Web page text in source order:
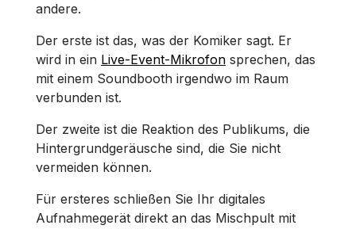
andere.
Der erste ist das, was der Komiker sagt. Er
wird in ein Live-Event-Mikrofon sprechen, das
mit einem Soundbooth irgendwo im Raum
verbunden ist.
Der zweite ist die Reaktion des Publikums, die
Hintergrundgeräusche sind, die Sie nicht
vermeiden können.
Für ersteres schließen Sie Ihr digitales
Aufnahmegerät direkt an das Mischpult mit